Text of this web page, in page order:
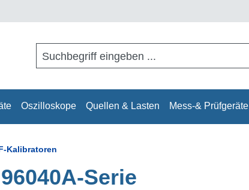
Oszilloskope Quellen & Lasten Mess-& Prüfgeräte
Kalibratoren
Serie